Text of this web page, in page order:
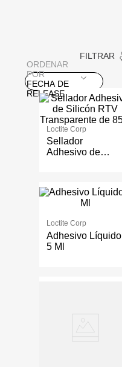
FILTRAR
ORDENAR
POR
FECHA DE
RELEASE
Loctite Corp
Sellador
Adhesivo de
Loctite Corp
Adhesivo Líquido
5 Ml